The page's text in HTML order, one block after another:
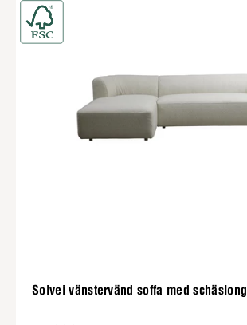
Solvei vänstervänd soffa med schäslong